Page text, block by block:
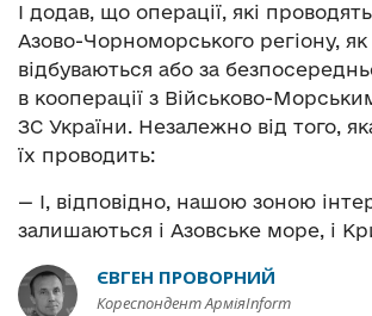
І додав, що операції, які проводять
Азово-Чорноморського регіону,
відбуваються або за
в кооперації з Військово-
ЗС України. Незалежно від того,
їх проводить:
— І, відповідно, нашою зоною
залишаються і Азовське море, і
ЄВГЕН ПРОВОРНИЙ
Кореспондент АрміяInform